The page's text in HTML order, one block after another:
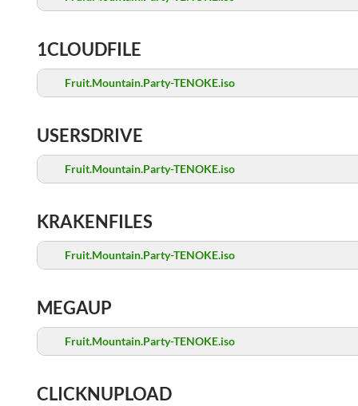
1CLOUDFILE
Fruit.Mountain.Party-TENOKE.iso
USERSDRIVE
Fruit.Mountain.Party-TENOKE.iso
KRAKENFILES
Fruit.Mountain.Party-TENOKE.iso
MEGAUP
Fruit.Mountain.Party-TENOKE.iso
CLICKNUPLOAD